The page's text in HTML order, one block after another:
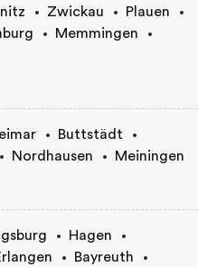
Zwickau
Plauen
Memmingen
Buttstädt
Nordhausen Meiningen
Hagen
Bayreuth